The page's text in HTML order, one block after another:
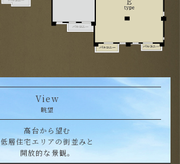
View
眺望
高台から望む
低層住宅エリアの街並みと
開放的な景観。